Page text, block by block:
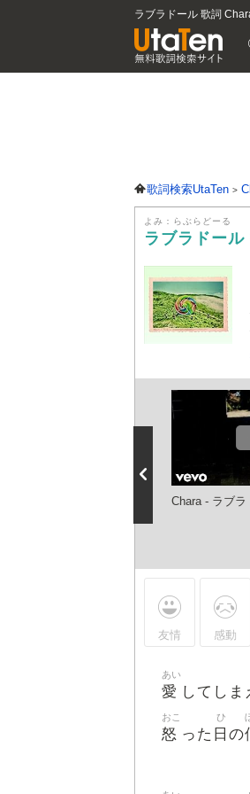
ラブラドール 歌詞
歌詞検索UtaTen
よみ：らぶらどーる
ラブラドール
Chara - ラブラ
友情 感動
愛
あい
してしま
怒
おこ
った 日
ひ
の